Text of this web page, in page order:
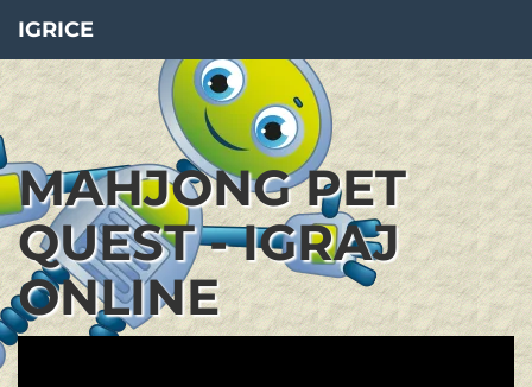
IGRICE
MAHJONG PET
QUEST - IGRAJ
ONLINE